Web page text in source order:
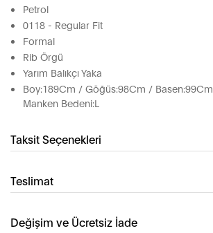
Petrol
0118 - Regular Fit
Formal
Rib Örgü
Yarım Balıkçı Yaka
Boy:189Cm / Göğüs:98Cm /
Manken Bedeni:L
Taksit Seçenekleri
Teslimat
Değişim ve Ücretsiz İade